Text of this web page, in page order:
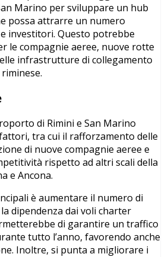
Marino per sviluppare un hub
possa attrarre un numero
investitori. Questo potrebbe
le compagnie aeree, nuove rotte
infrastrutture di collegamento
di Rimini e San Marino
tra cui il rafforzamento delle
di nuove compagnie aeree e
rispetto ad altri scali della
e Ancona.
è aumentare il numero di
dipendenza dai voli charter
di garantire un traffico
tutto l’anno, favorendo anche
Inoltre, si punta a migliorare i